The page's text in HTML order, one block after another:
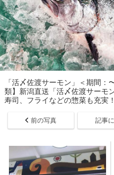
「活〆佐渡サーモン」＜期間
類】新潟直送「活〆佐渡サーモ
寿司、フライなどの惣菜も充実！
前の写真 記事